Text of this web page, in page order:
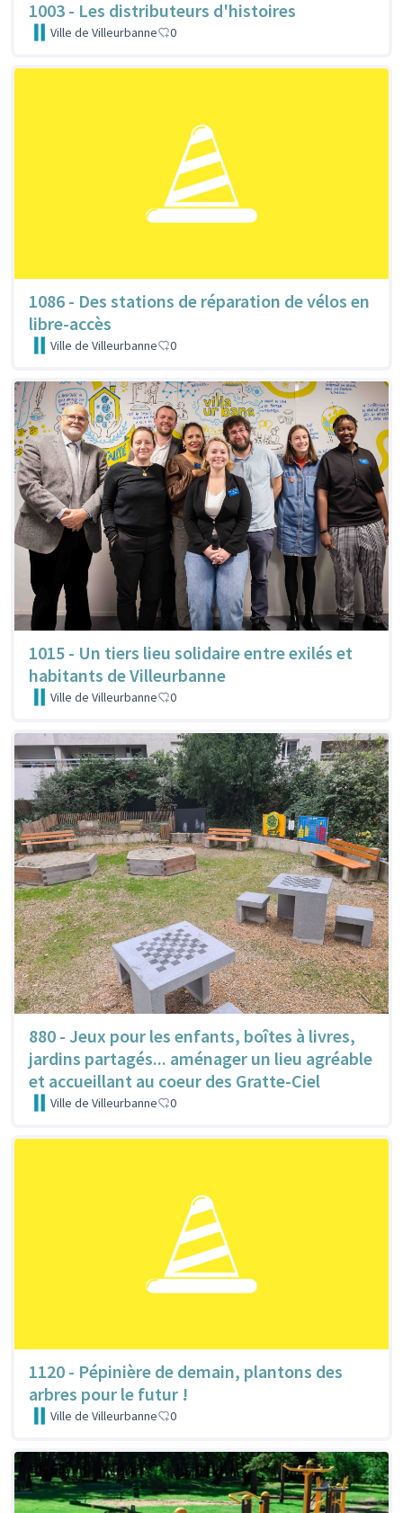
1003 - Les distributeurs d'histoires
Ville de Villeurbanne 0
1086 - Des stations de réparation de vélos en
libre-accès
Ville de Villeurbanne 0
1015 - Un tiers lieu solidaire entre exilés et
habitants de Villeurbanne
Ville de Villeurbanne 0
880 - Jeux pour les enfants, boîtes à livres,
jardins partagés... aménager un lieu agréable
et accueillant au coeur des Gratte-Ciel
Ville de Villeurbanne 0
1120 - Pépinière de demain, plantons des
arbres pour le futur !
Ville de Villeurbanne 0